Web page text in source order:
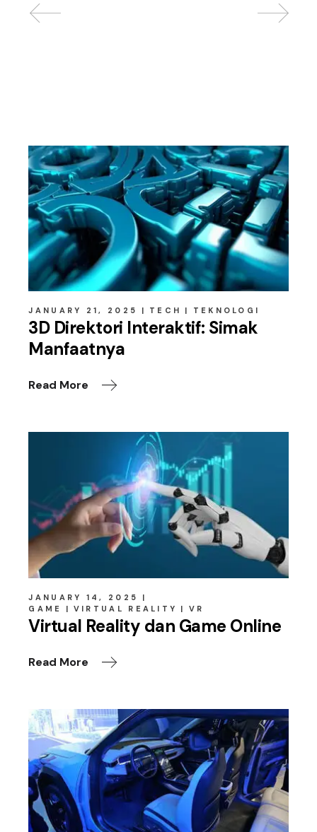
JANUARY 21, 2025 TECH TEKNOLOGI
3D Direktori Interaktif: Simak
Manfaatnya
Read More
JANUARY 14, 2025
GAME
VIRTUAL REALITY VR
Virtual Reality dan Game Online
Read More